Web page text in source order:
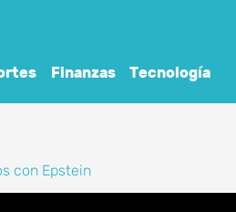
Finanzas Tecnología
con Epstein